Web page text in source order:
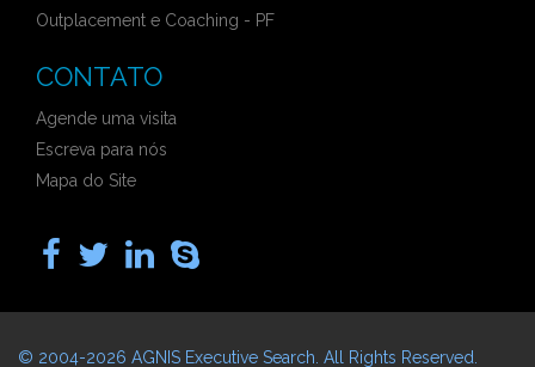
Outplacement e Coaching - PF
CONTATO
Agende uma visita
Escreva para nós
Mapa do Site
© 2004-2026 AGNIS Executive Search . All Rights Reserved.